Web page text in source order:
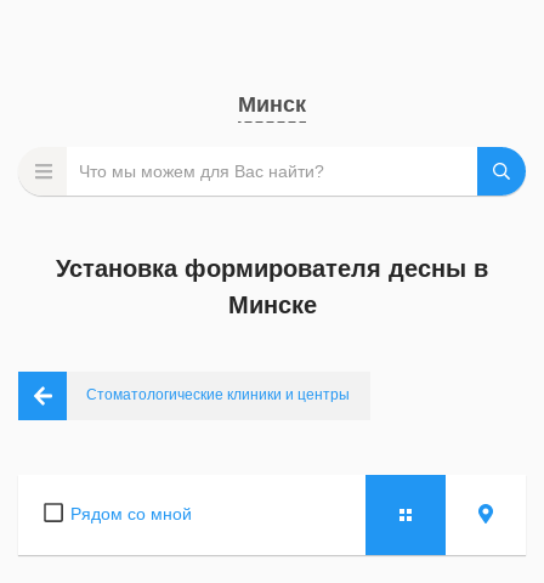
Минск
Установка формирователя десны в
Минске
Стоматологические клиники и центры
Рядом со мной